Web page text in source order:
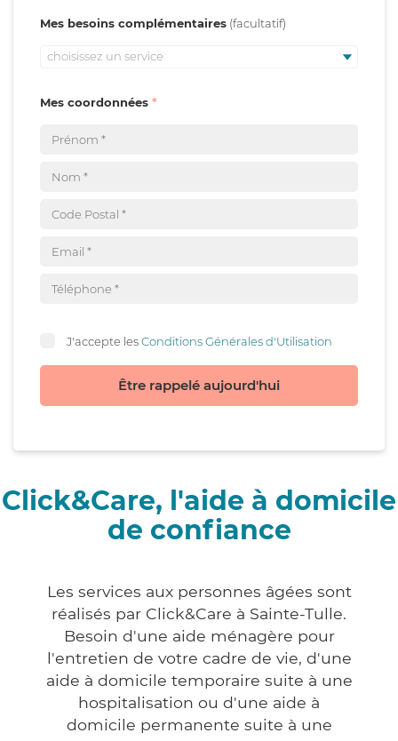
Mes besoins complémentaires
choisissez un service
Mes coordonnées
J'accepte lesConditions Générales d'Utilisation
Être rappelé aujourd'hui
Click&Care, l'aide à domicile
de confiance
Les services aux personnes âgées sont
réalisés par Click&Care à Sainte-Tulle.
Besoin d'une aide ménagère pour
l'entretien de votre cadre de vie, d'une
aide à domicile temporaire suite à une
hospitalisation ou d'une aide à
domicile permanente suite à une